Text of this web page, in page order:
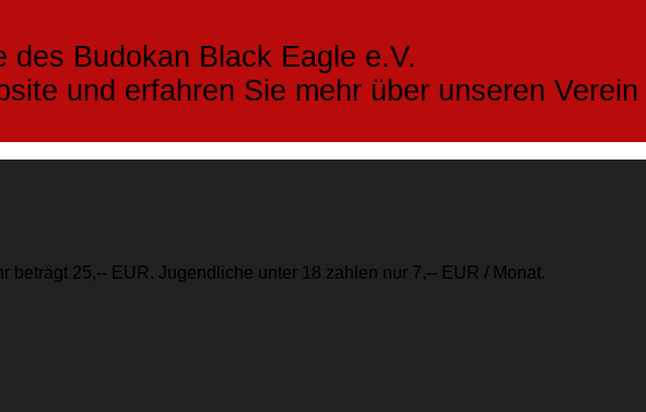
Budokan Black Eagle e.V.
und erfahren Sie mehr über unseren
25,-- EUR. Jugendliche unter 18 zahlen nur 7,-- EUR / Monat.